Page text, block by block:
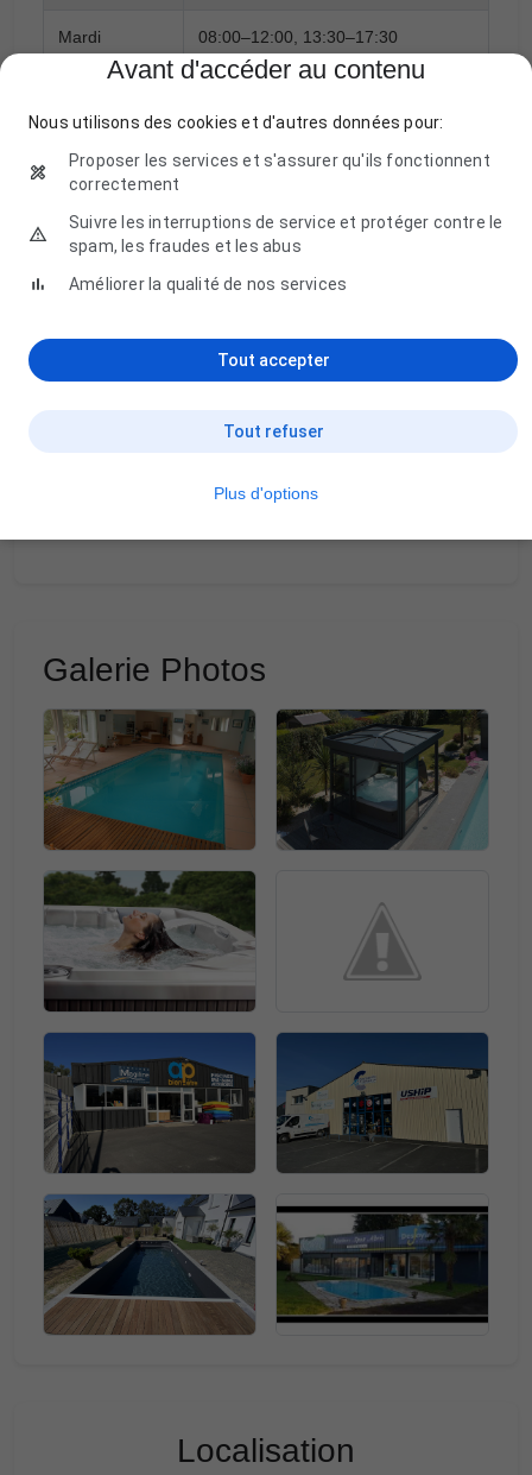
Mardi 08:00–12:00, 13:30–17:30
Samedi Fermé
Galerie Photos
Localisation
Avant d'accéder au contenu
Nous utilisons des cookies et d'autres données pour:
Proposer les services et s'assurer qu'ils fonctionnent
correctement
Suivre les interruptions de service et protéger contre le
spam, les fraudes et les abus
Améliorer la qualité de nos services
Tout refuser
Tout accepter
Plus d'options